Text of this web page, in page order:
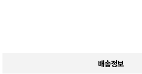
배송정보